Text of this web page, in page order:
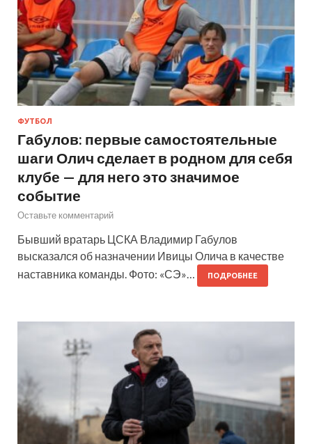
ФУТБОЛ
Габулов: первые самостоятельные
шаги Олич сделает в родном для себя
клубе — для него это значимое
событие
Оставьте комментарий
Бывший вратарь ЦСКА Владимир Габулов
высказался об назначении Ивицы Олича в качестве
наставника команды. Фото: «СЭ»…
ПОДРОБНЕЕ